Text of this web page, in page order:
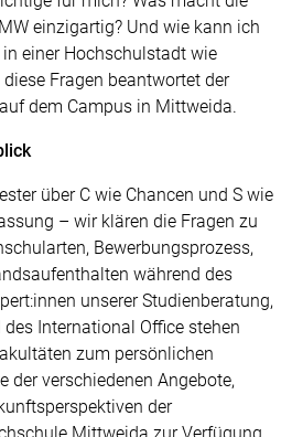
einzigartig? Und wie kann ich
einer Hochschulstadt wie
Fragen beantwortet der
dem Campus in Mittweida.
über C wie Chancen und S wie
– wir klären die Fragen zu
Bewerbungsprozess,
während des
unserer Studienberatung,
International Office stehen
zum persönlichen
der verschiedenen Angebote,
der